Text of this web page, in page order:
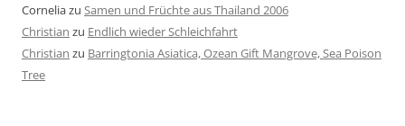
Corneliazu Samen und Früchte aus Thailand 2006
Christian zu Endlich wieder Schleichfahrt
Christian zu Barringtonia Asiatica, Ozean Gift Mangrove, Sea Poison
Tree